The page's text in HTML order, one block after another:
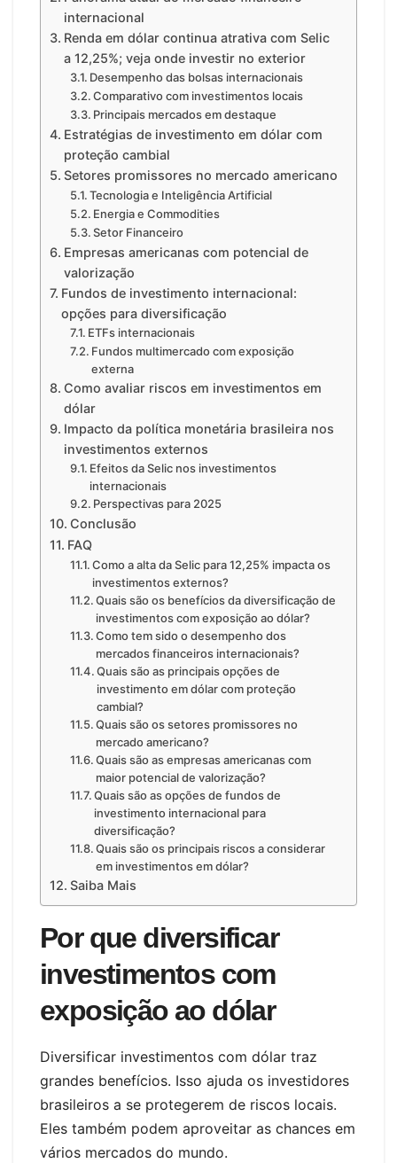
internacional
Renda em dólar continua atrativa com Selic
a 12,25%; veja onde investir no exterior
Desempenho das bolsas internacionais
Comparativo com investimentos locais
Principais mercados em destaque
Estratégias de investimento em dólar com
proteção cambial
Setores promissores no mercado americano
Tecnologia e Inteligência Artificial
Energia e Commodities
Setor Financeiro
Empresas americanas com potencial de
valorização
Fundos de investimento internacional:
opções para diversificação
ETFs internacionais
Fundos multimercado com exposição
externa
Como avaliar riscos em investimentos em
dólar
Impacto da política monetária brasileira nos
investimentos externos
Efeitos da Selic nos investimentos
internacionais
Perspectivas para 2025
Conclusão
FAQ
Como a alta da Selic para 12,25% impacta os
investimentos externos?
Quais são os benefícios da diversificação de
investimentos com exposição ao dólar?
Como tem sido o desempenho dos
mercados financeiros internacionais?
Quais são as principais opções de
investimento em dólar com proteção
cambial?
Quais são os setores promissores no
mercado americano?
Quais são as empresas americanas com
maior potencial de valorização?
Quais são as opções de fundos de
investimento internacional para
diversificação?
Quais são os principais riscos a considerar
em investimentos em dólar?
Saiba Mais
Por que diversificar
investimentos com
exposição ao dólar
Diversificar investimentos com dólar traz
grandes benefícios. Isso ajuda os investidores
brasileiros a se protegerem de riscos locais.
Eles também podem aproveitar as chances em
vários mercados do mundo.